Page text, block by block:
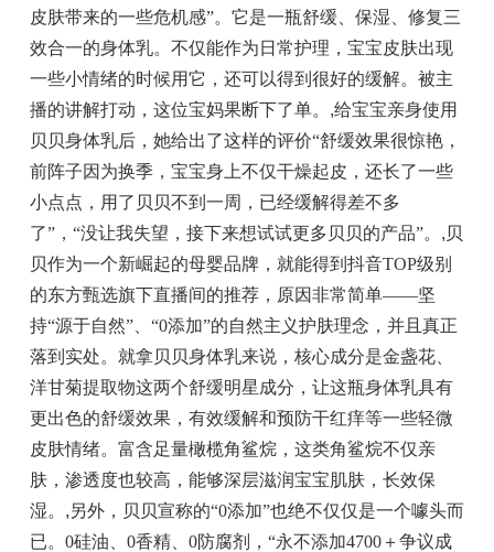
皮肤带来的一些危机感”。它是一瓶舒缓、保湿、修复三
效合一的身体乳。不仅能作为日常护理，宝宝皮肤出现
一些小情绪的时候用它，还可以得到很好的缓解。被主
播的讲解打动，这位宝妈果断下了单。 ,给宝宝亲身使用
贝贝身体乳后，她给出了这样的评价“舒缓效果很惊艳，
前阵子因为换季，宝宝身上不仅干燥起皮，还长了一些
小点点，用了贝贝不到一周，已经缓解得差不多
了”，“没让我失望，接下来想试试更多贝贝的产品”。 , 贝
贝作为一个新崛起的母婴品牌，就能得到抖音TOP级别
的东方甄选旗下直播间的推荐，原因非常简单——坚
持“源于自然”、“0添加”的自然主义护肤理念，并且真正
落到实处。就拿贝贝身体乳来说，核心成分是金盏花、
洋甘菊提取物这两个舒缓明星成分，让这瓶身体乳具有
更出色的舒缓效果，有效缓解和预防干红痒等一些轻微
皮肤情绪。富含足量橄榄角鲨烷，这类角鲨烷不仅亲
肤，渗透度也较高，能够深层滋润宝宝肌肤，长效保
湿。 ,另外，贝贝宣称的“0添加”也绝不仅仅是一个噱头而
已。0硅油、0香精、0防腐剂，“永不添加4700＋争议成